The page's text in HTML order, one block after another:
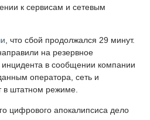
к сервисам и сетевым
, что сбой продолжался 29 минут.
на резервное
в сообщении компании
оператора, сеть и
в штатном режиме.
цифрового апокалипсиса дело